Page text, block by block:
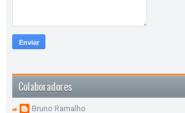
Colaboradores
Bruno Ramalho